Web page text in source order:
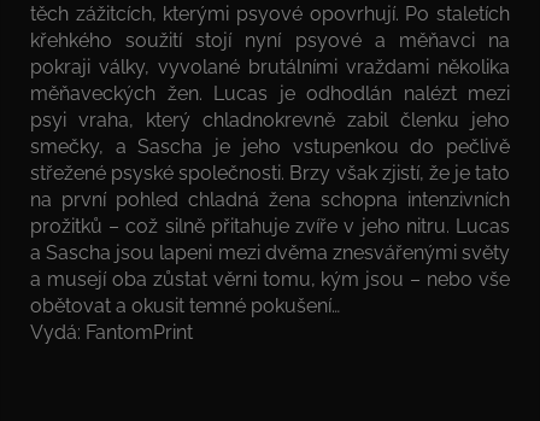
těch zážitcích, kterými psyové opovrhují. Po staletích
křehkého soužití stojí nyní psyové a měňavci na
pokraji války, vyvolané brutálními vraždami několika
měňaveckých žen. Lucas je odhodlán nalézt mezi
psyi vraha, který chladnokrevně zabil členku jeho
smečky, a Sascha je jeho vstupenkou do pečlivě
střežené psyské společnosti. Brzy však zjistí, že je tato
na první pohled chladná žena schopna intenzivních
prožitků – což silně přitahuje zvíře v jeho nitru. Lucas
a Sascha jsou lapeni mezi dvěma znesvářenými světy
a musejí oba zůstat věrni tomu, kým jsou – nebo vše
obětovat a okusit temné pokušení…
Vydá: FantomPrint